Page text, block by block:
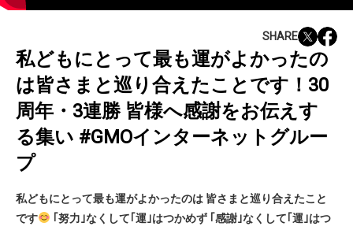
私どもにとって最も運がよかったの
は皆さまと巡り合えたことです！30
周年・3連勝 皆様へ感謝をお伝えす
る集い #GMOインターネットグルー
プ
SHARE
私どもにとって最も運がよかったのは 皆さまと巡り合えたこと
です
｢努力｣なくして｢運｣はつかめず ｢感謝｣なくして｢運｣はつ